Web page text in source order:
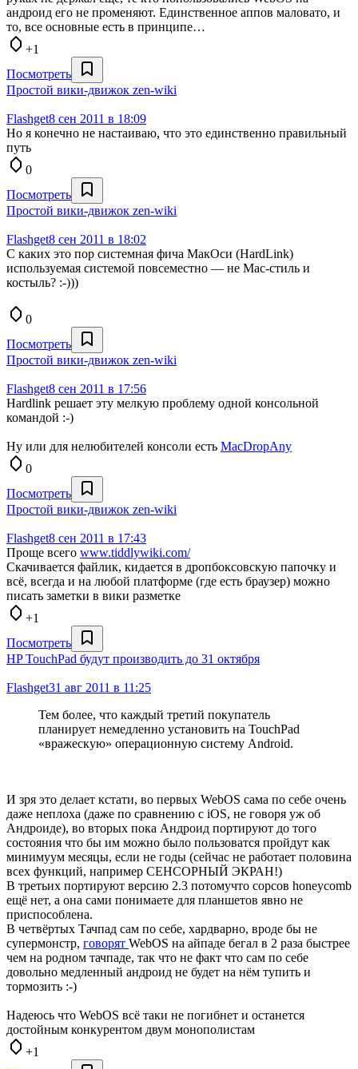
андроид его не променяют. Единственное аппов маловато, и
то, все основные есть в принципе…
+1
Посмотреть
Простой вики-движок zen-wiki
Flashget8 сен 2011 в 18:09
Но я конечно не настаиваю, что это единственно правильный
путь
0
Посмотреть
Простой вики-движок zen-wiki
Flashget8 сен 2011 в 18:02
С каких это пор системная фича МакОси (HardLink)
используемая системой повсеместно — не Mac-стиль и
костыль? :-)))
0
Посмотреть
Простой вики-движок zen-wiki
Flashget8 сен 2011 в 17:56
Hardlink решает эту мелкую проблему одной консольной
командой :-)
Ну или для нелюбителей консоли есть MacDropAny
0
Посмотреть
Простой вики-движок zen-wiki
Flashget8 сен 2011 в 17:43
Проще всего www.tiddlywiki.com/
Скачивается файлик, кидается в дропбоксовскую папочку и
всё, всегда и на любой платформе (где есть браузер) можно
писать заметки в вики разметке
+1
Посмотреть
HP TouchPad будут производить до 31 октября
Flashget31 авг 2011 в 11:25
Тем более, что каждый третий покупатель
планирует немедленно установить на TouchPad
«вражескую» операционную систему Android.
И зря это делает кстати, во первых WebOS сама по себе очень
даже неплоха (даже по сравнению с iOS, не говоря уж об
Андроиде), во вторых пока Андроид портируют до того
состояния что бы им можно было пользоватся пройдут как
минимуум месяцы, если не годы (сейчас не работает половина
всех функций, например СЕНСОРНЫЙ ЭКРАН!)
В третьих портируют версию 2.3 потомучто сорсов honeycomb
ещё нет, а она сами понимаете для планшетов явно не
приспособлена.
В четвёртых Тачпад сам по себе, хардварно, вроде бы не
супермонстр, говорят WebOS на айпаде бегал в 2 раза быстрее
чем на родном тачпаде, так что не факт что сам по себе
довольно медленный андроид не будет на нём тупить и
тормозить :-)
Надеюсь что WebOS всё таки не погибнет и останется
достойным конкурентом двум монополистам
+1